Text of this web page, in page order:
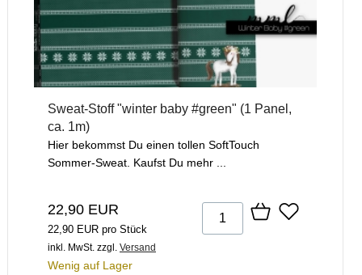
Sweat-Stoff "winter baby #green" (1 Panel,
ca. 1m)
Hier bekommst Du einen tollen SoftTouch
Sommer-Sweat. Kaufst Du mehr ...
22,90 EUR
22,90 EUR pro Stück
inkl. MwSt. zzgl. Versand
Wenig auf Lager